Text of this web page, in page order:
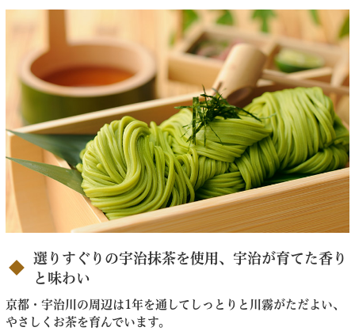
選りすぐりの宇治抹茶を使用、宇治が育てた香り
と味わい
京都・宇治川の周辺は1年を通してしっとりと川霧がただよい、
やさしくお茶を育んでいます。